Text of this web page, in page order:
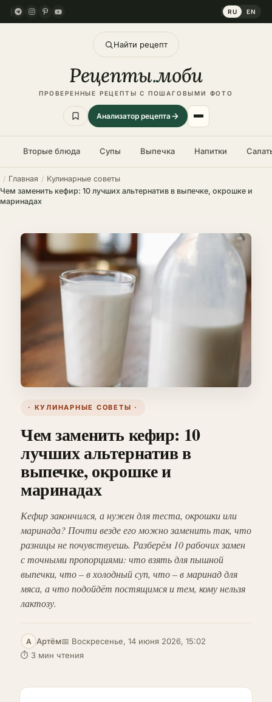
RU EN
Найти рецепт
Рецепты.моби
ПРОВЕРЕННЫЕ РЕЦЕПТЫ С ПОШАГОВЫМИ ФОТО
Анализатор рецепта
Вторые блюда Супы Выпечка Напитки
Главная
Кулинарные советы
Чем заменить кефир: 10 лучших альтернатив в выпечке, окрошке и
маринадах
· КУЛИНАРНЫЕ СОВЕТЫ ·
Чем заменить кефир: 10
лучших альтернатив в
выпечке, окрошке и
маринадах
Кефир закончился, а нужен для теста, окрошки или
маринада? Почти везде его можно заменить так, что
разницы не почувствуешь. Разберём 10 рабочих замен
с точными пропорциями: что взять для пышной
выпечки, что – в холодный суп, что – в маринад для
мяса, а что подойдёт постящимся и тем, кому нельзя
лактозу.
А Артём📅 Воскресенье, 14 июня 2026, 15:02
⏱ 3 мин чтения